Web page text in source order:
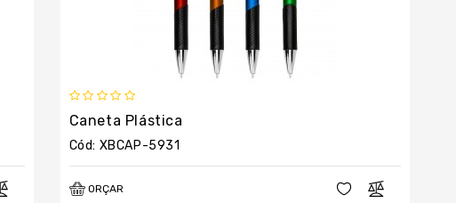
Caneta Plástica
Cód: XBCAP-5931
ORÇAR